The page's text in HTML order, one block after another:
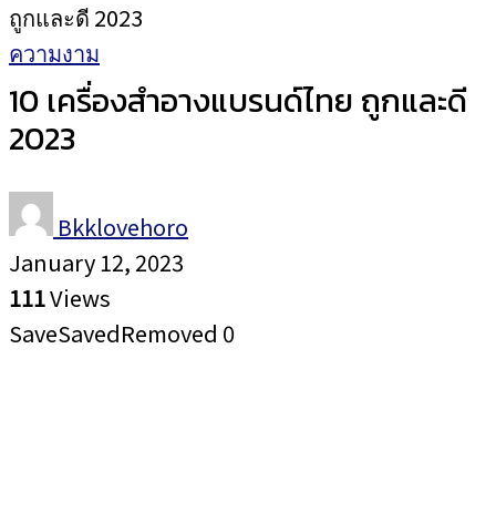
ถูกและดี 2023
ความงาม
10 เครื่องสำอางแบรนด์ไทย ถูกและดี
2023
Bkklovehoro
January 12, 2023
111Views
SaveSavedRemoved 0